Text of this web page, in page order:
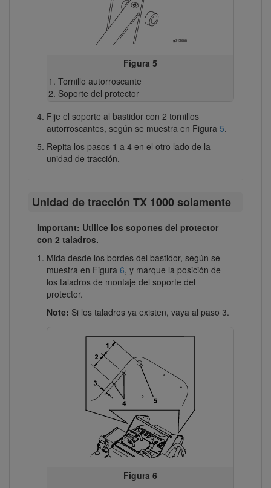
Figura 5
Tornillo autorroscante
Soporte del protector
Fije el soporte al bastidor con 2 tornillos
autorroscantes, según se muestra en Figura5.
Repita los pasos 1 a 4 en el otro lado de la
unidad de tracción.
Unidad de tracción TX 1000 solamente
Important: Utilice los soportes del protector
con 2 taladros.
Mida desde los bordes del bastidor, según se
muestra en Figura6, y marque la posición de
los taladros de montaje del soporte del
protector.
Note: Si los taladros ya existen, vaya al paso 3.
Figura 6